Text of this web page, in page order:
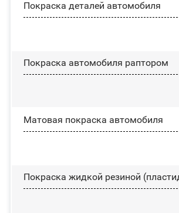
Покраска деталей автомобиля
Покраска автомобиля раптором
Матовая покраска автомобиля
Покраска жидкой резиной